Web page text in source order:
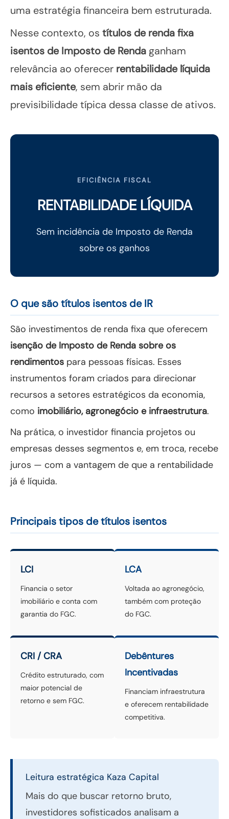
uma estratégia financeira bem estruturada.
Nesse contexto, os títulos de renda fixa
isentos de Imposto de Renda ganham
relevância ao oferecer rentabilidade líquida
mais eficiente, sem abrir mão da
previsibilidade típica dessa classe de ativos.
EFICIÊNCIA FISCAL
RENTABILIDADE LÍQUIDA
Sem incidência de Imposto de Renda
sobre os ganhos
O que são títulos isentos de IR
São investimentos de renda fixa que oferecem
isenção de Imposto de Renda sobre os
rendimentos para pessoas físicas. Esses
instrumentos foram criados para direcionar
recursos a setores estratégicos da economia,
como imobiliário, agronegócio e infraestrutura.
Na prática, o investidor financia projetos ou
empresas desses segmentos e, em troca, recebe
juros — com a vantagem de que a rentabilidade
já é líquida.
Principais tipos de títulos isentos
LCI
Financia o setor
imobiliário e conta com
garantia do FGC.
LCA
Voltada ao agronegócio,
também com proteção
do FGC.
CRI / CRA
Crédito estruturado, com
maior potencial de
retorno e sem FGC.
Debêntures
Incentivadas
Financiam infraestrutura
e oferecem rentabilidade
competitiva.
Leitura estratégica Kaza Capital
Mais do que buscar retorno bruto,
investidores sofisticados analisam a